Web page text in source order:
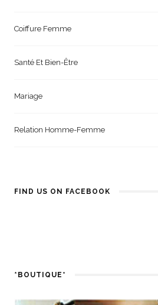
Coiffure Femme
Santé Et Bien-Être
Mariage
Relation Homme-Femme
FIND US ON FACEBOOK
*BOUTIQUE*